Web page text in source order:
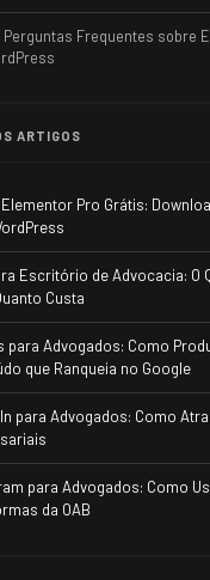
Perguntas Frequentes sobre
ARTIGOS
Pro Grátis:
Escritório de Advocacia: O
Custa
para Advogados: Como
que Ranqueia no Google
para Advogados: Como
para Advogados: Como
da OAB